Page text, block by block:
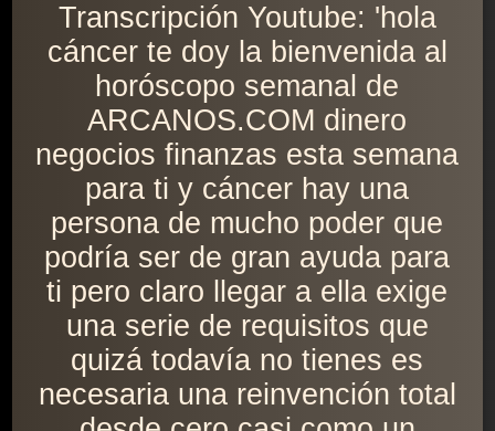
Transcripción Youtube: 'hola
cáncer te doy la bienvenida al
horóscopo semanal de
ARCANOS.COM dinero
negocios finanzas esta semana
para ti y cáncer hay una
persona de mucho poder que
podría ser de gran ayuda para
ti pero claro llegar a ella exige
una serie de requisitos que
quizá todavía no tienes es
necesaria una reinvención total